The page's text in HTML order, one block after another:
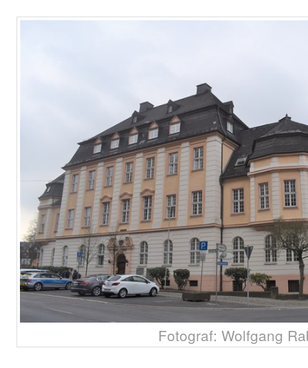
Fotograf: Wolfgang